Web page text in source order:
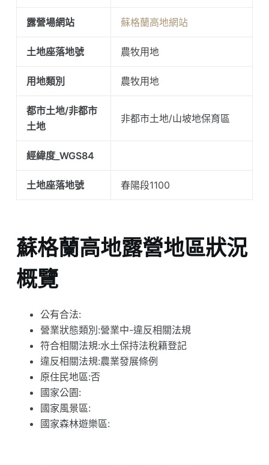
露營場網站 蘇格蘭高地網站
土地座落地號 農牧用地
用地類別 農牧用地
都市土地/非都市
土地
非都市土地/山坡地保育區
經緯度_WGS84
土地座落地號 春陽段1100
蘇格蘭高地露營地區狀況
概覽
公有合法:
營業狀態類別:營業中-違反相關法規
符合相關法規:水土保持法稅籍登記
違反相關法規:農業發展條例
原住民地區:否
國家公園:
國家風景區:
國家森林遊樂區: